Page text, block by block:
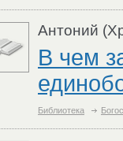
Антоний
В чем
Библиотека